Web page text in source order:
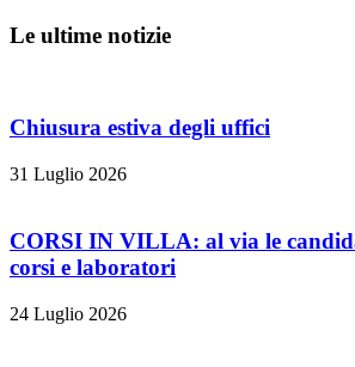
Le ultime notizie
Chiusura estiva degli uffici
31 Luglio 2026
CORSI IN VILLA: al via le
corsi e laboratori
24 Luglio 2026